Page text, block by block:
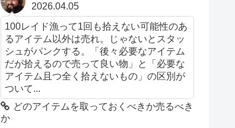
2026.04.05
100レイド漁って1回も拾えない可能性のあ
るアイテム以外は売れ。じゃないとスタッ
シュがパンクする。「後々必要なアイテム
だが拾えるので売って良い物」と「必要な
アイテム且つ全く拾えないもの」の区別が
ついて...
どのアイテムを取っておくべきか売るべき
か